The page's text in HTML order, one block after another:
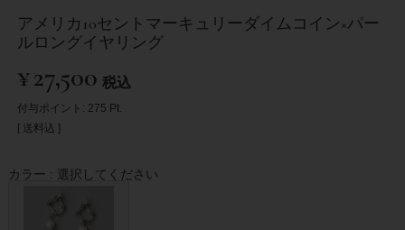
アメリカ10セントマーキュリーダイムコイン×パー
ルロングイヤリング
¥27,500 税込
付与ポイント: 275 Pt.
送料込
カラー 選択してください